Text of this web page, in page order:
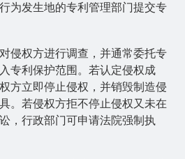
为发生地的专利管理部门提交专
侵权方进行调查，并通常委托专
专利保护范围。若认定侵权成
方立即停止侵权，并销毁制造侵
。若侵权方拒不停止侵权又未在
，行政部门可申请法院强制执